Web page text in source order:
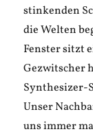
stinkenden
die Welten
Fenster sitzt
Gezwitscher
Synthesizer-
Unser
uns immer